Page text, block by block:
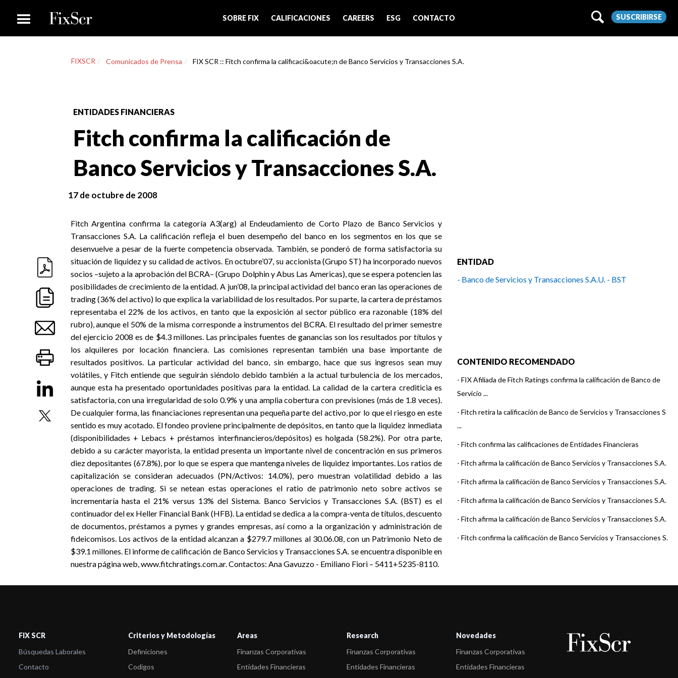
SOBRE FIX CALIFICACIONES CAREERS ESG CONTACTO SUSCRIBIRSE
FIXSCR Comunicados de Prensa FIX SCR :: Fitch confirma la calificaci&oacute;n de Banco Servicios y Transacciones S.A.
ENTIDADES FINANCIERAS
Fitch confirma la calificación de
Banco Servicios y Transacciones S.A.
17 de octubre de 2008
Fitch Argentina confirma la categoría A3(arg) al Endeudamiento de Corto Plazo de Banco Servicios y
Transacciones S.A. La calificación refleja el buen desempeño del banco en los segmentos en los que se
desenvuelve a pesar de la fuerte competencia observada. También, se ponderó de forma satisfactoria su
situación de liquidez y su calidad de activos. En octubre’07, su accionista (Grupo ST) ha incorporado nuevos
socios –sujeto a la aprobación del BCRA– (Grupo Dolphin y Abus Las Americas), que se espera potencien las
posibilidades de crecimiento de la entidad. A jun’08, la principal actividad del banco eran las operaciones de
trading (36% del activo) lo que explica la variabilidad de los resultados. Por su parte, la cartera de préstamos
representaba el 22% de los activos, en tanto que la exposición al sector público era razonable (18% del
rubro), aunque el 50% de la misma corresponde a instrumentos del BCRA. El resultado del primer semestre
del ejercicio 2008 es de $4.3 millones. Las principales fuentes de ganancias son los resultados por títulos y
los alquileres por locación financiera. Las comisiones representan también una base importante de
resultados positivos. La particular actividad del banco, sin embargo, hace que sus ingresos sean muy
volátiles, y Fitch entiende que seguirán siéndolo debido también a la actual turbulencia de los mercados,
aunque esta ha presentado oportunidades positivas para la entidad. La calidad de la cartera crediticia es
satisfactoria, con una irregularidad de solo 0.9% y una amplia cobertura con previsiones (más de 1.8 veces).
De cualquier forma, las financiaciones representan una pequeña parte del activo, por lo que el riesgo en este
sentido es muy acotado. El fondeo proviene principalmente de depósitos, en tanto que la liquidez inmediata
(disponibilidades + Lebacs + préstamos interfinancieros/depósitos) es holgada (58.2%). Por otra parte,
debido a su carácter mayorista, la entidad presenta un importante nivel de concentración en sus primeros
diez depositantes (67.8%), por lo que se espera que mantenga niveles de liquidez importantes. Los ratios de
capitalización se consideran adecuados (PN/Activos: 14.0%), pero muestran volatilidad debido a las
operaciones de trading. Si se netean estas operaciones el ratio de patrimonio neto sobre activos se
incrementaría hasta el 21% versus 13% del Sistema. Banco Servicios y Transacciones S.A. (BST) es el
continuador del ex Heller Financial Bank (HFB). La entidad se dedica a la compra-venta de títulos, descuento
de documentos, préstamos a pymes y grandes empresas, así como a la organización y administración de
fideicomisos. Los activos de la entidad alcanzan a $279.7 millones al 30.06.08, con un Patrimonio Neto de
$39.1 millones. El informe de calificación de Banco Servicios y Transacciones S.A. se encuentra disponible en
nuestra página web, www.fitchratings.com.ar. Contactos: Ana Gavuzzo - Emiliano Fiori – 5411+5235-8110.
ENTIDAD
- Banco de Servicios y Transacciones S.A.U. - BST
CONTENIDO RECOMENDADO
- FIX Afiliada de Fitch Ratings confirma la calificación de Banco de
Servicio ...
- Fitch retira la calificación de Banco de Servicios y Transacciones S
...
- Fitch confirma las calificaciones de Entidades Financieras
- Fitch afirma la calificación de Banco Servicios y Transacciones S.A.
- Fitch afirma la calificación de Banco Servicios y Transacciones S.A.
- Fitch afirma la calificación de Banco Servicios y Transacciones S.A.
- Fitch afirma la calificación de Banco Servicios y Transacciones S.A.
- Fitch confirma la calificación de Banco Servicios y Transacciones S.
...
-Fitch confirma la calificación de Banco Servicios y Transacciones S.
...
-Fitch confirma la calificación de Banco Servicios y Transacciones S.
FIX SCR
Búsquedas Laborales
Contacto
Criterios y Metodologías
Definiciones
Codigos
Areas
Finanzas Corporativas
Entidades Financieras
Research
Finanzas Corporativas
Entidades Financieras
Novedades
Finanzas Corporativas
Entidades Financieras